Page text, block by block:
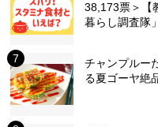
38,173票＞【
暮らし調査隊
チャンプルー
る夏ゴーヤ絶